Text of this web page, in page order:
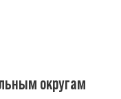
округам